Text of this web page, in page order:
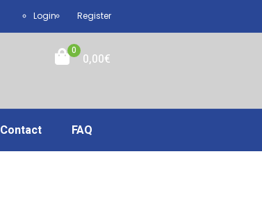
Login Register
0
0,00€
Contact FAQ